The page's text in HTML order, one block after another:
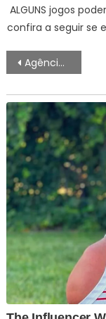
ALGUNS jogos
confira a seguir se
de
artigos
Agência Minas Gerais | Dia do Consumidor: Cemig destaca serviços, descontos e facilidades que beneficiam mais de 9,5 milhões de clientes